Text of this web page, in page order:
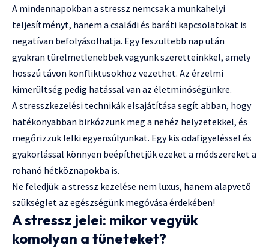
A mindennapokban a stressz nemcsak a munkahelyi
teljesítményt, hanem a családi és baráti kapcsolatokat is
negatívan befolyásolhatja. Egy feszültebb nap után
gyakran türelmetlenebbek vagyunk szeretteinkkel, amely
hosszú távon konfliktusokhoz vezethet. Az érzelmi
kimerültség pedig hatással van az életminőségünkre.
A stresszkezelési technikák elsajátítása segít abban, hogy
hatékonyabban birkózzunk meg a nehéz helyzetekkel, és
megőrizzük lelki egyensúlyunkat. Egy kis odafigyeléssel és
gyakorlással könnyen beépíthetjük ezeket a módszereket a
rohanó hétköznapokba is.
Ne feledjük: a stressz kezelése nem luxus, hanem alapvető
szükséglet az egészségünk megóvása érdekében!
A stressz jelei: mikor vegyük
komolyan a tüneteket?